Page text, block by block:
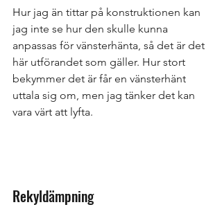
Hur jag än tittar på konstruktionen kan
jag inte se hur den skulle kunna
anpassas för vänsterhänta, så det är det
här utförandet som gäller. Hur stort
bekymmer det är får en vänsterhänt
uttala sig om, men jag tänker det kan
vara värt att lyfta.
Rekyldämpning